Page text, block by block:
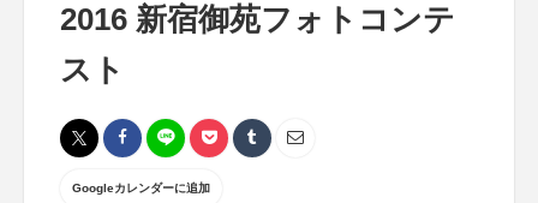
2016 新宿御苑フォトコンテ
スト
Googleカレンダーに追加